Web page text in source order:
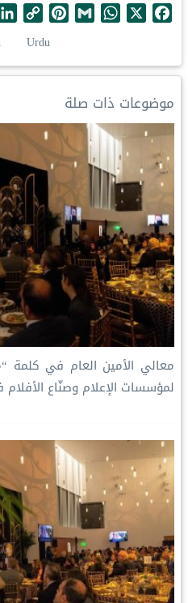
F
e
o
o
k
X
W
t
A
p
p
G
i
P
n
t
e
s
t
C
y
n
Urdu
موضوعات ذات صلة
معالي الأمين العام في كلمة
لمؤسسات الإعلام وصنّاع